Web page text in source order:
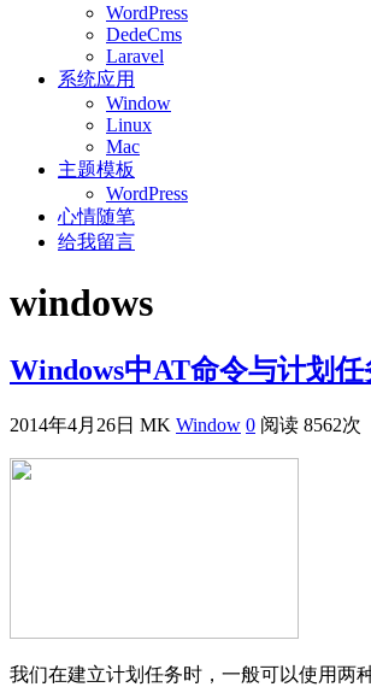
WordPress
DedeCms
Laravel
系统应用
Window
Linux
Mac
主题模板
WordPress
心情随笔
给我留言
windows
Windows中AT命令与计划任
2014年4月26日 MK Window 0 阅读 8562次
我们在建立计划任务时，一般可以使用两